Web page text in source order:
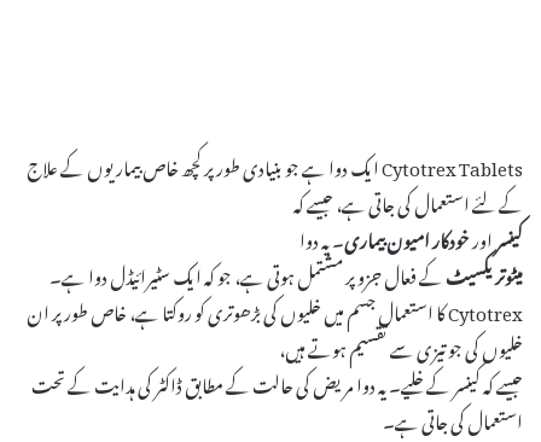
Cytotrex Tablets ایک دوا ہے جو بنیادی طور پر کچھ خاص بیماریوں کے علاج
کے لئے استعمال کی جاتی ہے، جیسے کہ
کینسراورخودکار امیون بیماری۔ یہ دوا
میٹوتریکسیٹکے فعال جزو پر مشتمل ہوتی ہے، جو کہ ایک سٹیرائیڈل دوا ہے۔
Cytotrex کا استعمال جسم میں خلیوں کی بڑھوتری کو روکتا ہے، خاص طور پر ان
خلیوں کی جو تیزی سے تقسیم ہوتے ہیں،
جیسے کہ کینسر کے خلیے۔ یہ دوا مریض کی حالت کے مطابق ڈاکٹر کی ہدایت کے تحت
استعمال کی جاتی ہے۔